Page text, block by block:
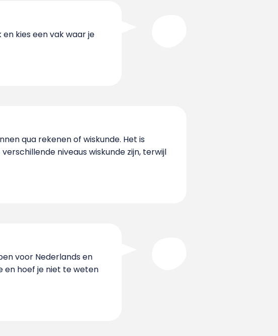
kies een vak waar je
qua rekenen of wiskunde. Het is
niveaus wiskunde zijn, terwijl
voor Nederlands en
en hoef je niet te weten